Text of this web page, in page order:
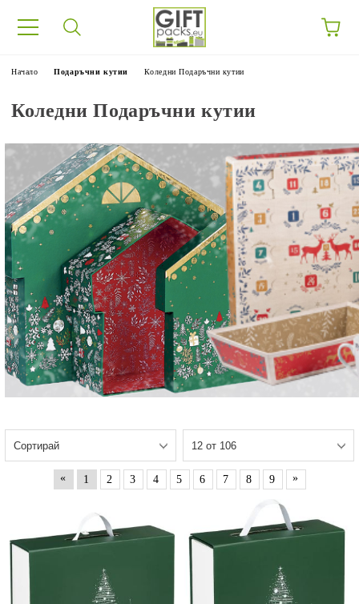
Начало Подаръчни кутии Коледни Подаръчни кутии
Коледни Подаръчни кутии
« 1 2 3 4 5 6 7 8 9 »